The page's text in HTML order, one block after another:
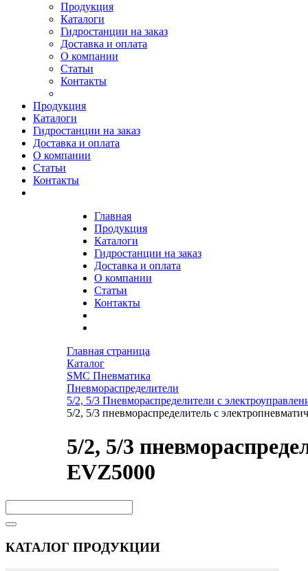
Продукция
Каталоги
Гидростанции на заказ
Доставка и оплата
О компании
Статьи
Контакты
Продукция
Каталоги
Гидростанции на заказ
Доставка и оплата
О компании
Статьи
Контакты
Главная
Продукция
Каталоги
Гидростанции на заказ
Доставка и оплата
О компании
Статьи
Контакты
Главная страница
Каталог
SMC Пневматика
Пневмораспределители
5/2, 5/3 Пневмораспределители с
5/2, 5/3 пневмораспределитель с
5/2, 5/3
EVZ5000
КАТАЛОГ ПРОДУКЦИИ